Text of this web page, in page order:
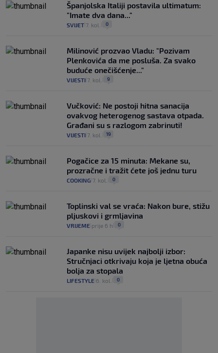
Španjolska Italiji postavila ultimatum:
"Imate dva dana..."
SVIJET 7. kol. 0
Milinović prozvao Vladu: "Pozivam
Plenkovića da me posluša. Za svako
buduće onečišćenje..."
VIJESTI 7. kol. 9
Vučković: Ne postoji hitna sanacija
ovakvog heterogenog sastava otpada.
Građani su s razlogom zabrinuti!
VIJESTI 7. kol. 19
Pogačice za 15 minuta: Mekane su,
prozračne i tražit ćete još jednu turu
COOKING 7. kol. 0
Toplinski val se vraća: Nakon bure, stižu
pljuskovi i grmljavina
VRIJEME prije 6 h 0
Japanke nisu uvijek najbolji izbor:
Stručnjaci otkrivaju koja je ljetna obuća
bolja za stopala
LIFESTYLE 6. kol. 0